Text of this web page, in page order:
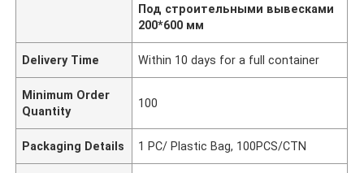
Под строительными вывесками
200*600 мм
Delivery Time Within 10 days for a full container
Minimum Order
Quantity
100
Packaging Details 1 PC/ Plastic Bag, 100PCS/CTN